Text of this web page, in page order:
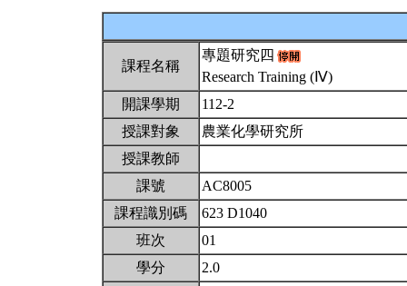
課程名稱
專題研究四
Research Training (Ⅳ)
開課學期
112-2
授課對象
農業化學研究所
授課教師
課號
AC8005
課程識別碼
623 D1040
班次
01
學分
2.0